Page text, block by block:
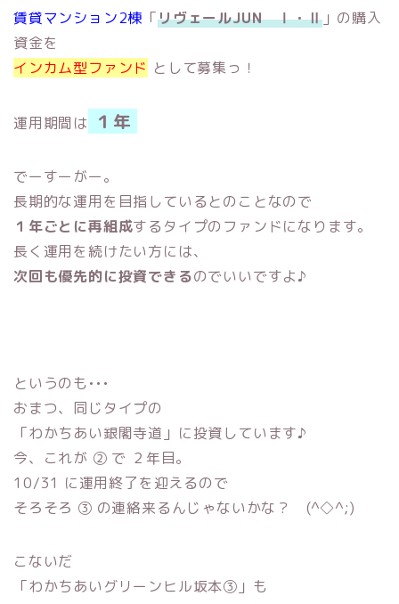
賃貸マンション2棟 「リヴェールJUN Ⅰ・Ⅱ」の購入
資金を
インカム型ファンド として募集っ！
運用期間は １年
でーすーがー。
長期的な運用を目指しているとのことなので
１年ごとに再組成するタイプのファンドになります。
長く運用を続けたい方には、
次回も優先的に投資できるのでいいですよ♪
というのも•••
おまつ、同じタイプの
「わかちあい銀閣寺道」に投資しています♪
今、これが ② で ２年目。
10/31 に運用終了を迎えるので
そろそろ ③ の連絡来るんじゃないかな？ (^◇^;)
こないだ
「わかちあいグリーンヒル坂本③」も